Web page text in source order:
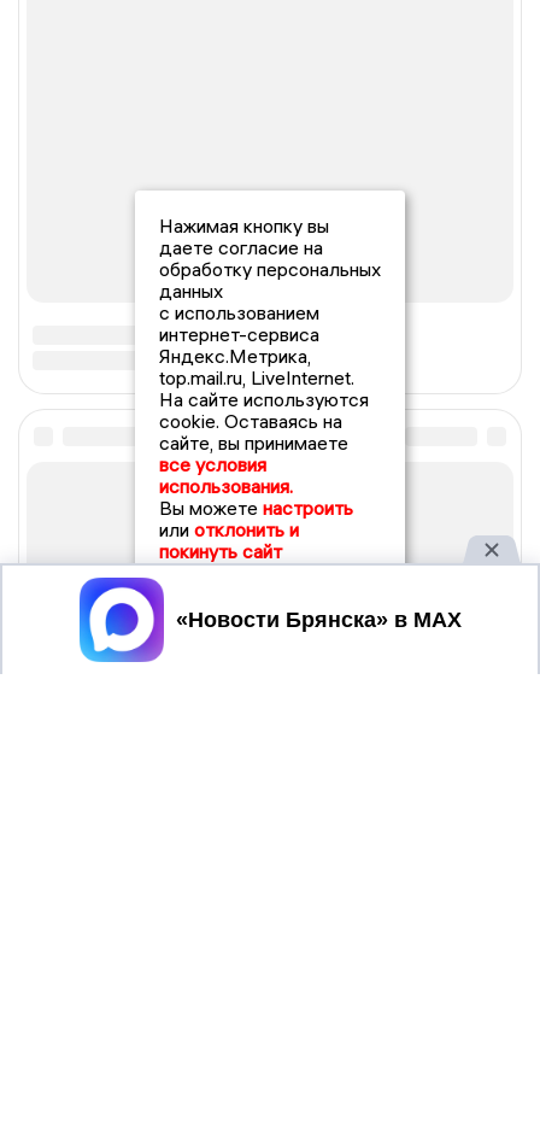
Нажимая кнопку вы
даете согласие на
обработку персональных
данных
с использованием
интернет-сервиса
Яндекс.Метрика,
top.mail.ru, LiveInternet.
На сайте используются
cookie. Оставаясь на
сайте, вы принимаете
все условия
использования.
Вы можете настроить
или отклонить и
покинуть сайт
Принять